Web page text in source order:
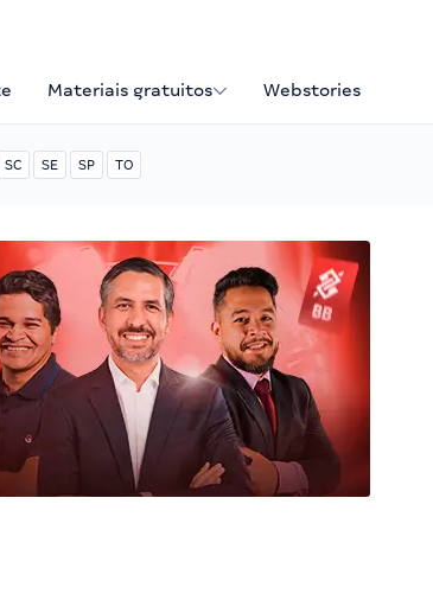
Materiais gratuitos Webstories
SC SE SP TO